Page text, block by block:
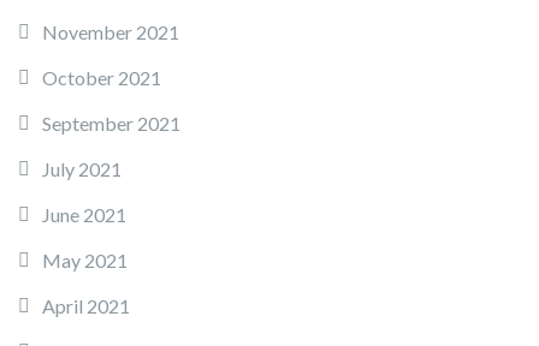
November 2021
October 2021
September 2021
July 2021
June 2021
May 2021
April 2021